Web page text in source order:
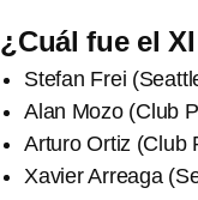
¿Cuál fue el
Stefan Frei
Alan Mozo (Club
Arturo Ortiz (Club
Xavier Arreaga